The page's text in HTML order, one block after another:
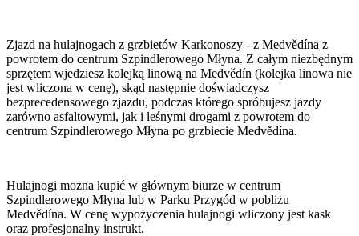
Zjazd na hulajnogach z grzbietów Karkonoszy - z Medvědína z
powrotem do centrum Szpindlerowego Młyna. Z całym niezbędnym
sprzętem wjedziesz kolejką linową na Medvědín (kolejka linowa nie
jest wliczona w cenę), skąd następnie doświadczysz
bezprecedensowego zjazdu, podczas którego spróbujesz jazdy
zarówno asfaltowymi, jak i leśnymi drogami z powrotem do
centrum Szpindlerowego Młyna po grzbiecie Medvědína.
Hulajnogi można kupić w głównym biurze w centrum
Szpindlerowego Młyna lub w Parku Przygód w pobliżu
Medvědína. W cenę wypożyczenia hulajnogi wliczony jest kask
oraz profesjonalny instrukt.